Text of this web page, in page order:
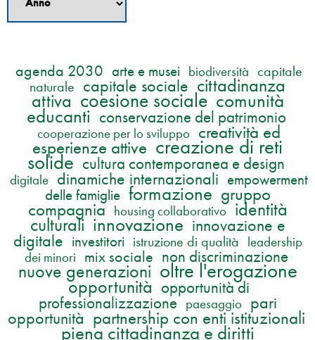
agenda 2030 arte e musei biodiversità capitale
naturale capitale sociale cittadinanza
attiva coesione sociale comunità
educanti conservazione del patrimonio
cooperazione per lo sviluppo creatività ed
esperienze attive creazione di reti
solide cultura contemporanea e design
digitale dinamiche internazionali empowerment
delle famiglie formazione gruppo
compagnia housing collaborativo identità
culturali innovazione innovazione e
digitale investitori istruzione di qualità leadership
dei minori mix sociale non discriminazione
nuove generazioni oltre l'erogazione
opportunità opportunità di
professionalizzazione paesaggio pari
opportunità partnership con enti istituzionali
piena cittadinanza e diritti